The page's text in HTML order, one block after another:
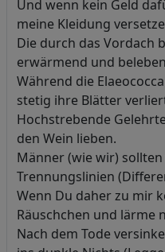
Und wenn kein Geld
meine Kleidung
Die durch das Vordach
erwärmend und
Während die
stetig ihre Blätter
Hochstrebende
den Wein lieben.
Männer (wie wir)
Trennungslinien
Wenn Du daher zu mir
Räuschchen und lärme
Nach dem Tode